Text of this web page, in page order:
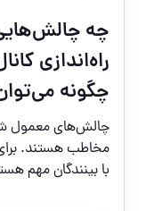
چه
راه‌اندازی
چگونه
چالش‌های معمول
مخاطب هستند. برای
با بینندگان مهم